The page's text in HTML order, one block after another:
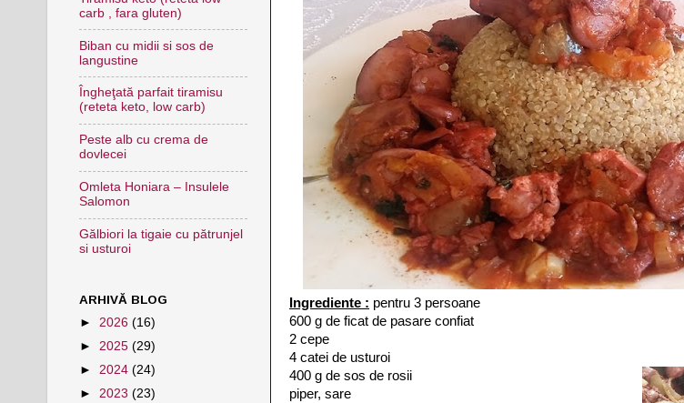
Ingrediente : pentru 3 persoane
600 g de ficat de pasare confiat
2 cepe
4 catei de usturoi
400 g de sos de rosii
piper, sare
carb , fara gluten)
Biban cu midii si sos de
langustine
Îngheţată parfait tiramisu
(reteta keto, low carb)
Peste alb cu crema de
dovlecei
Omleta Honiara – Insulele
Salomon
Gălbiori la tigaie cu pătrunjel
si usturoi
ARHIVĂ BLOG
► 2026 (16)
► 2025 (29)
► 2024 (24)
► 2023 (23)